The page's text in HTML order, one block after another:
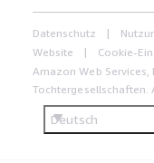
Datenschutz
Website
Cookie-
Amazon Web Services,
Tochtergesellschaften.
Deutsch